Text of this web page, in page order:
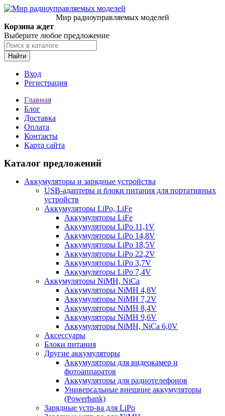
Мир радиоуправляемых моделей
Корзина ждет
Выберите любое предложение
Найти
Вход
Регистрация
Главная
Блог
Доставка
Оплата
Контакты
Карта сайта
Каталог предложений
Аккумуляторы и зарядные устройства
USB-адаптеры и блоки питания для портативных
устройств
Аккумуляторы LiPo, LiFe
Аккумуляторы LiFe
Аккумуляторы LiPo 11,1V
Аккумуляторы LiPo 14,8V
Аккумуляторы LiPo 18,5V
Аккумуляторы LiPo 22,2V
Аккумуляторы LiPo 3,7V
Аккумуляторы LiPo 7,4V
Аккумуляторы NiMH, NiCa
Аккумуляторы NiMH 4,8V
Аккумуляторы NiMH 7,2V
Аккумуляторы NiMH 8,4V
Аккумуляторы NiMH 9,6V
Аккумуляторы NiMH, NiCa 6,0V
Аксессуары
Блоки питания
Другие аккумуляторы
Аккумуляторы для видеокамер и
фотоаппаратов
Аккумуляторы для радиотелефонов
Универсальные внешние аккумуляторы
(Powerbank)
Зарядные устр-ва для LiPo